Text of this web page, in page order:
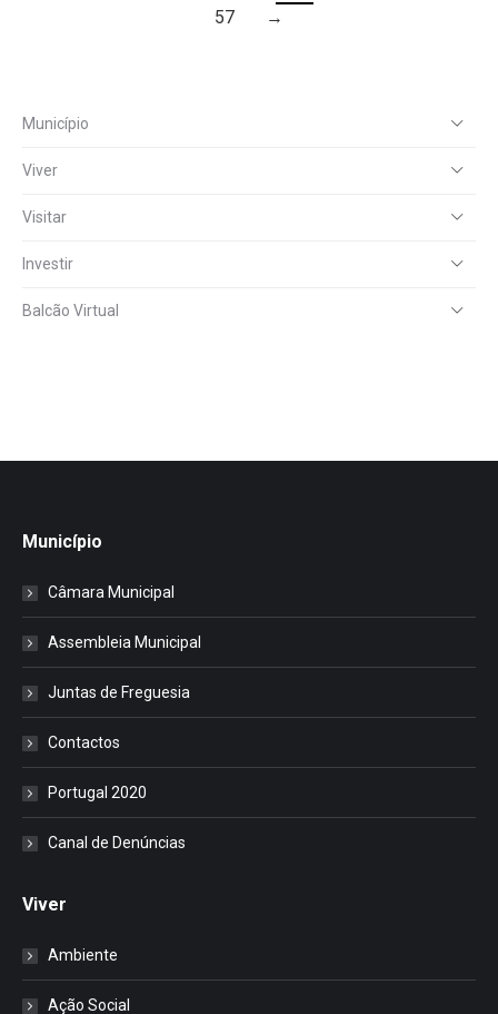
57
→
Município
Viver
Visitar
Investir
Balcão Virtual
Município
Câmara Municipal
Assembleia Municipal
Juntas de Freguesia
Contactos
Portugal 2020
Canal de Denúncias
Viver
Ambiente
Ação Social